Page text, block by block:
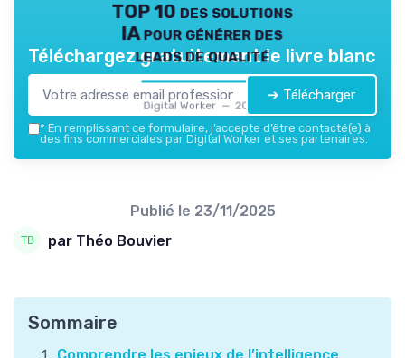
TOP 10 des solutions
IA pour générer des
leads de qualité
Digital Worker — 2026
Téléchargez gratuitement le livre blanc
➔ Télécharger
* En remplissant ce formulaire, j’accepte d’être contacté(e) à
des fins commerciales par Digital Worker et ses partenaires.
Publié le 23/11/2025
par Théo Bouvier
Sommaire